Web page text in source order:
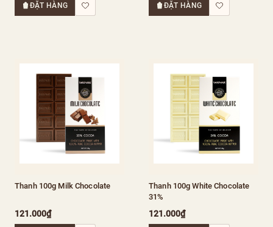
ĐẶT HÀNG ĐẶT HÀNG
Thanh 100g Milk Chocolate
121.000₫
Thanh 100g White Chocolate
31%
121.000₫